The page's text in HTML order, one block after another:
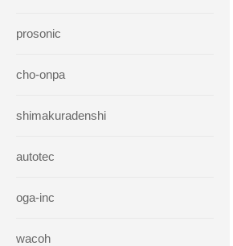
prosonic
cho-onpa
shimakuradenshi
autotec
oga-inc
wacoh